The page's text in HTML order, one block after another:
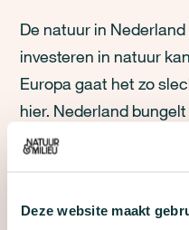
Deze website maakt
De natuur in
investeren in natuur
Europa gaat het zo
hier. Nederland
landen als het gaat
natuur en
allemaal. Want de